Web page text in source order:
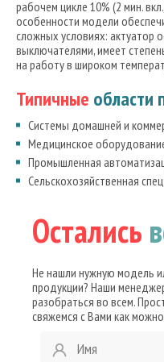
рабочем цикле 10% (2 мин.
особенности модели
сложных условиях: актуатор
выключателями, имеет
на работу в широком
Типичные области
Системы домашней и
Медицинское
Промышленная
Сельскохозяйственная
Остались
Не нашли нужную модель
продукции? Наши
разобраться во всем.
свяжемся с Вами как